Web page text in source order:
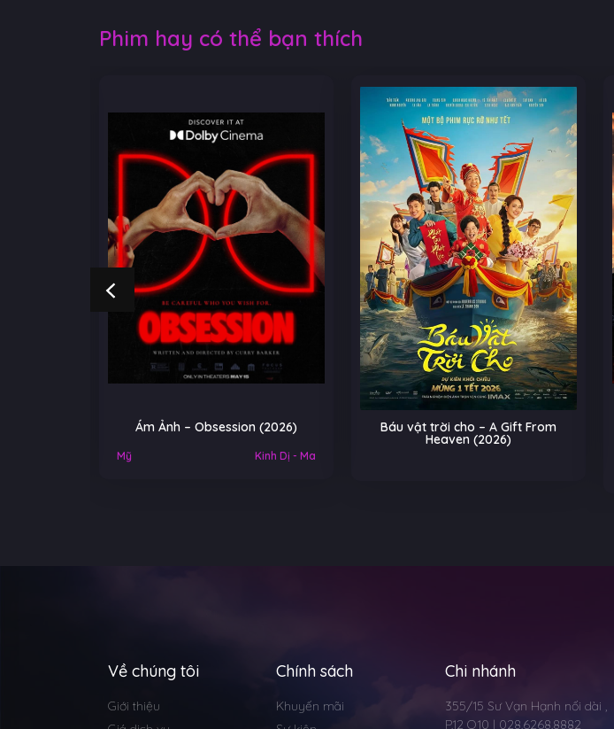
Phim hay có thể bạn thích
Kinh Dị - Ma
Báu vật trời cho – A Gift From
Heaven (2026)
He-Man và Những Chiến Binh Vũ
Trụ – Masters of the Universe
(2026)
Về chúng tôi
Giới thiệu
Chính sách
Khuyến mãi
Chi nhánh
355/15 Sư Vạn Hạnh nối dài ,
P.12 Q10 | 028.6268.8882